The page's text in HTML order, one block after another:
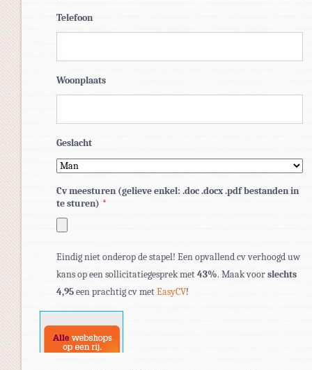
Telefoon
Woonplaats
Geslacht
Cv meesturen (gelieve enkel: .doc .docx .pdf bestanden in
te sturen) *
bestandstypen:
pdf,
doc,
docx.
Eindig niet onderop de stapel! Een opvallend cv verhoogd uw
kans op een sollicitatiegesprek met43%. Maak voorslechts
4,95een prachtig cv metEasyCV!